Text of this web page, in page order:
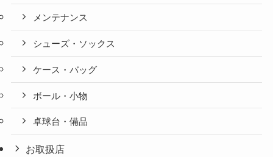
メンテナンス
シューズ・ソックス
ケース・バッグ
ボール・小物
卓球台・備品
お取扱店